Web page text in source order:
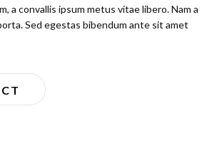
a convallis ipsum metus vitae libero. Nam a
Sed egestas bibendum ante sit amet